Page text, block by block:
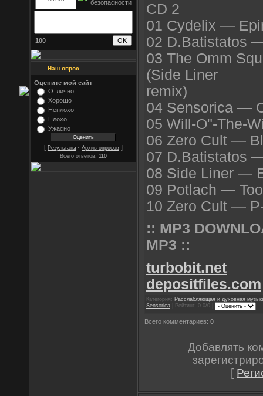
100
Наш опрос
Оцените мой сайт
Отлично
Хорошо
Неплохо
Плохо
Ужасно
[ Результаты · Архив опросов ]
Всего ответов: 110
CD 2
01 Cydelix —
02 D.Batistatos
03 The Omm
(Side Liner
remix)
04 Sensorica —
05 Will-O"-The-
06 Zero Cult —
07 D.Batistatos
08 Side Liner —
09 Potlach —
10 Zero Cult —
:: MP3
MP3 ::
turbobit.net
depositfiles.com
Категория: Расслабляющая и духовная
Sensorica | Рейтинг: 0.0/0 |
Всего комментариев: 0
Добавлять
[